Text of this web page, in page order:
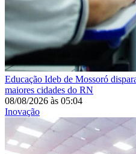
Educação Ideb de Mossoró
maiores cidades do RN
08/08/2026 às 05:04
Inovação